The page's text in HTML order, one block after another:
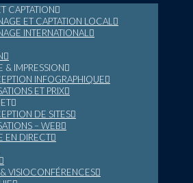
CAPTATION
ET CAPTATION LOCAL
INTERNATIONAL
& IMPRESSION
INFOGRAPHIQUE
ET PRIX
DE SITES
– WEB
EN DIRECT
VISIOCONFÉRENCES